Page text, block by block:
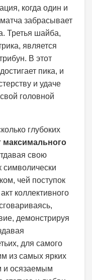
когда один и
забрасывает
Третья шайба,
является
В этот
пика, и
и удаче
головной
глубоких
максимального
свою
чей поступок
коллективного
демонстрируя
для самого
из самых ярких
и осязаемым